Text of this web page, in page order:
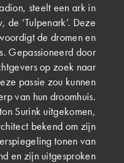
steelt een ark in
de ‘Tulpenark’. Deze
de dromen en
Gepassioneerd door
op zoek naar
passie zou kunnen
van hun droomhuis.
Surink uitgekomen,
bekend om zijn
tonen van
en zijn uitgesproken